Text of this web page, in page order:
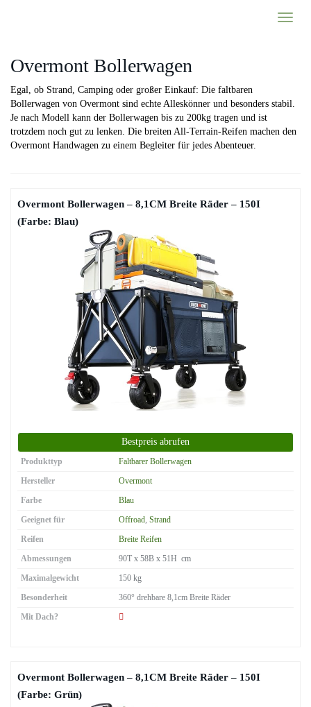
Toggle
Overmont Bollerwagen
Egal, ob Strand, Camping oder großer Einkauf: Die faltbaren
Bollerwagen von Overmont sind echte Alleskönner und besonders stabil.
Je nach Modell kann der Bollerwagen bis zu 200kg tragen und ist
trotzdem noch gut zu lenken. Die breiten All-Terrain-Reifen machen den
Overmont Handwagen zu einem Begleiter für jedes Abenteuer.
Overmont Bollerwagen – 8,1CM Breite Räder – 150I
(Farbe: Blau)
Produkttyp
Faltbarer Bollerwagen
Hersteller
Overmont
Farbe
Blau
Geeignet für
Offroad, Strand
Reifen
Breite Reifen
Abmessungen
90T x 58B x 51H cm
Maximalgewicht
150 kg
Besonderheit
360° drehbare 8,1cm Breite Räder
Mit Dach?
Overmont Bollerwagen – 8,1CM Breite Räder – 150I
(Farbe: Grün)